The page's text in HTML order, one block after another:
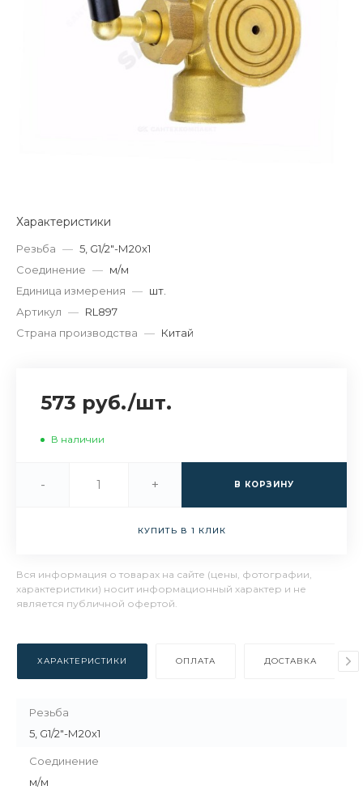
Характеристики
Резьба — 5, G1/2"-М20х1
Соединение — м/м
Единица измерения — шт.
Артикул — RL897
Страна производства — Китай
573 руб./шт.
В наличии
- + В КОРЗИНУ
КУПИТЬ В 1 КЛИК
Вся информация о товарах на сайте (цены, фотографии,
характеристики) носит информационный характер и не
является публичной офертой.
ХАРАКТЕРИСТИКИ ОПЛАТА ДОСТАВКА
Резьба
5, G1/2"-М20х1
Соединение
м/м